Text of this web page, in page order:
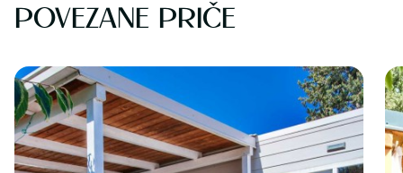
POVEZANE PRIČE